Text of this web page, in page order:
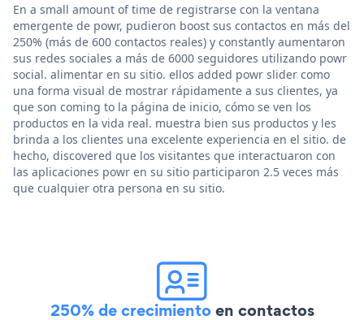
En a small amount of time de registrarse con la ventana
emergente de powr, pudieron boost sus contactos en más del
250% (más de 600 contactos reales) y constantly aumentaron
sus redes sociales a más de 6000 seguidores utilizando powr
social. alimentar en su sitio. ellos added powr slider como
una forma visual de mostrar rápidamente a sus clientes, ya
que son coming to la página de inicio, cómo se ven los
productos en la vida real. muestra bien sus productos y les
brinda a los clientes una excelente experiencia en el sitio. de
hecho, discovered que los visitantes que interactuaron con
las aplicaciones powr en su sitio participaron 2.5 veces más
que cualquier otra persona en su sitio.
250% de crecimientoen contactos